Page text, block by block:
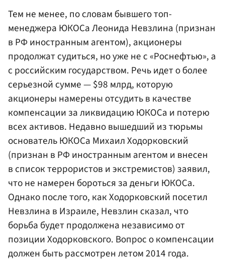
Тем не менее, по словам бывшего топ-
менеджера ЮКОСа Леонида Невзлина (признан
в РФ иностранным агентом), акционеры
продолжат судиться, но уже не с «Роснефтью», а
с российским государством. Речь идет о более
серьезной сумме — $98 млрд, которую
акционеры намерены отсудить в качестве
компенсации за ликвидацию ЮКОСа и потерю
всех активов. Недавно вышедший из тюрьмы
основатель ЮКОСа МихаилХодорковский
(признан в РФ иностранным агентом и внесен
в список террористов и экстремистов) заявил,
что не намерен бороться за деньги ЮКОСа.
Однако после того, как Ходорковский посетил
Невзлина в Израиле, Невзлин сказал, что
борьба будет продолжена независимо от
позиции Ходорковского. Вопрос о компенсации
должен быть рассмотрен летом 2014 года.